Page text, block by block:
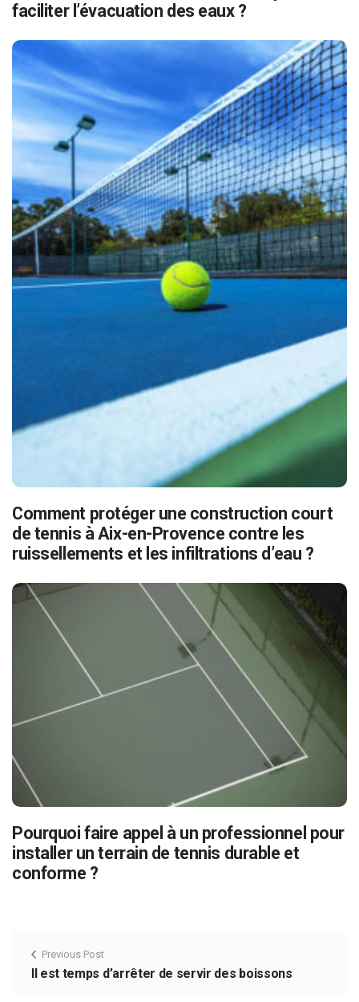
faciliter l’évacuation des eaux ?
Comment protéger une construction court
de tennis à Aix-en-Provence contre les
ruissellements et les infiltrations d’eau ?
Pourquoi faire appel à un professionnel pour
installer un terrain de tennis durable et
conforme ?
Previous Post
Il est temps d’arrêter de servir des boissons